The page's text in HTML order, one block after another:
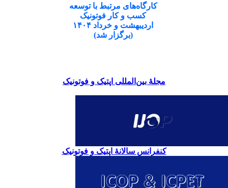
کارگاه‌های مرتبط با توسعه
کسب و کار فوتونیک
اردیبهشت و خرداد ۱۴۰۴
(برگزار شد)
مجلۀ بین‌المللی اپتیک و فوتونیک
کنفرانس سالانۀ اپتیک و فوتونیک